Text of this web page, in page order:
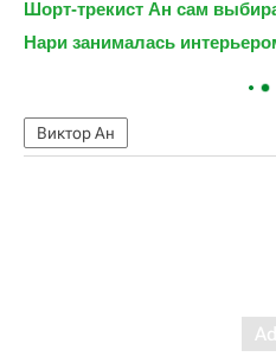
Шорт-трекист Ан сам
Нари занималась
Виктор Ан